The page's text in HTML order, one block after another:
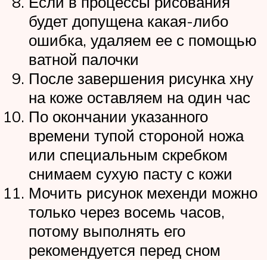
будет допущена какая-либо
ошибка, удаляем ее с помощью
ватной палочки
После завершения рисунка хну
на коже оставляем на один час
По окончании указанного
времени тупой стороной ножа
или специальным скребком
снимаем сухую пасту с кожи
Мочить рисунок мехенди можно
только через восемь часов,
потому выполнять его
рекомендуется перед сном